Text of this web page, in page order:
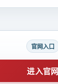
官网入口
进入官网